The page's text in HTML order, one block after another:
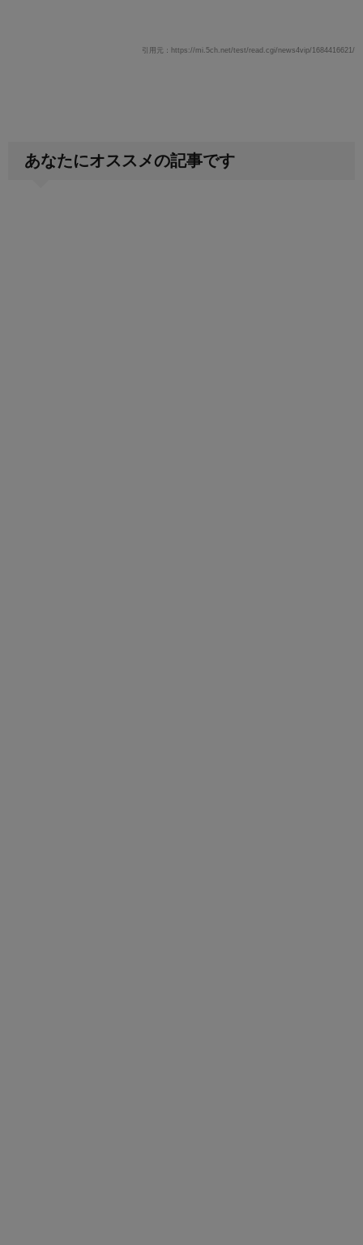
引用元：https://mi.5ch.net/test/read.cgi/news4vip/1684416621/
あなたにオススメの記事です